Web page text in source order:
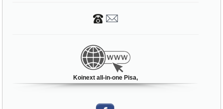
Koinext all-in-one Pisa,